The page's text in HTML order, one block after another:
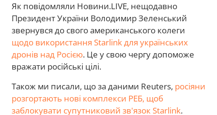
Як повідомляли Новини.LIVE, нещодавно
Президент України Володимир Зеленський
звернувся до свого американського колеги
щодо використання Starlink для українських
дронів над Росією. Це у свою чергу допоможе
вражати російські цілі.
Також ми писали, що за даними Reuters, росіяни
розгортають нові комплекси РЕБ, щоб
заблокувати супутниковий зв'язок Starlink.